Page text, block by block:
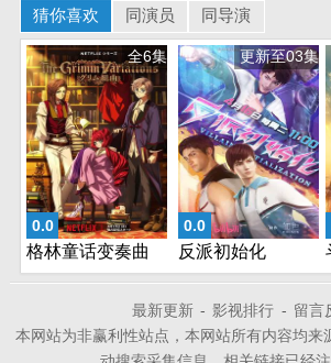
猜你喜欢 同演员 同导演
0.0
全6集
格林童话变奏曲
0.0
更新至03集
反派初始化
最新更新 - 影视排行 - 留言
本网站为非赢利性站点，本网站所有内容均来